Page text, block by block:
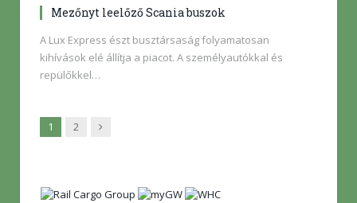
Mezőnyt leelőző Scania buszok
A Lux Express észt busztársaság folyamatosan
kihívások elé állítja a piacot. A személyautókkal és
repülőkkel…
1 2 Következő